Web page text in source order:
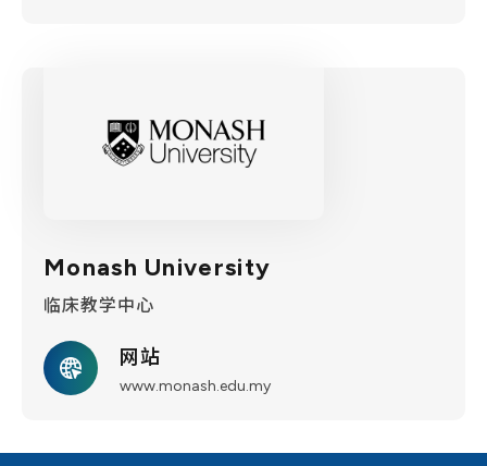
Monash University
临床教学中心
网站
www.monash.edu.my